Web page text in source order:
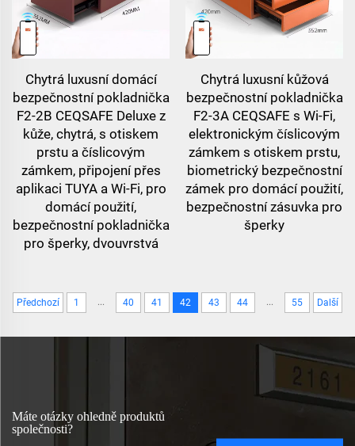
Chytrá luxusní domácí
bezpečnostní pokladnička
F2-2B CEQSAFE Deluxe z
kůže, chytrá, s otiskem
prstu a číslicovým
zámkem, připojení přes
aplikaci TUYA a Wi-Fi, pro
domácí použití,
bezpečnostní pokladnička
pro šperky, dvouvrstvá
Chytrá luxusní kůžová
bezpečnostní pokladnička
F2-3A CEQSAFE s Wi-Fi,
elektronickým číslicovým
zámkem s otiskem prstu,
biometrický bezpečnostní
zámek pro domácí použití,
bezpečnostní zásuvka pro
šperky
Předchozí 1 ... 40 41 42 43 44 ... 55 Další
Máte otázky ohledně produktů
společnosti?